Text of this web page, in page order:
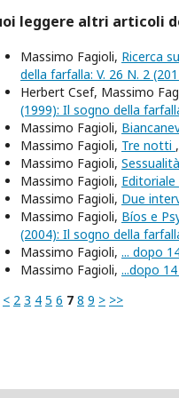
leggere altri articoli
Massimo Fagioli, Ricerca
della farfalla: V. 26 N. 2
Herbert Csef, Massimo
(1999): Il sogno della
Massimo Fagioli,
Massimo Fagioli, Tre notti ,
Massimo Fagioli,
Massimo Fagioli, Editoriale
Massimo Fagioli, Due
Massimo Fagioli, Bíos e
(2004): Il sogno della
Massimo Fagioli, ... dopo
Massimo Fagioli, ...dopo
< 2 3 4 5 6 7 8 9 > >>